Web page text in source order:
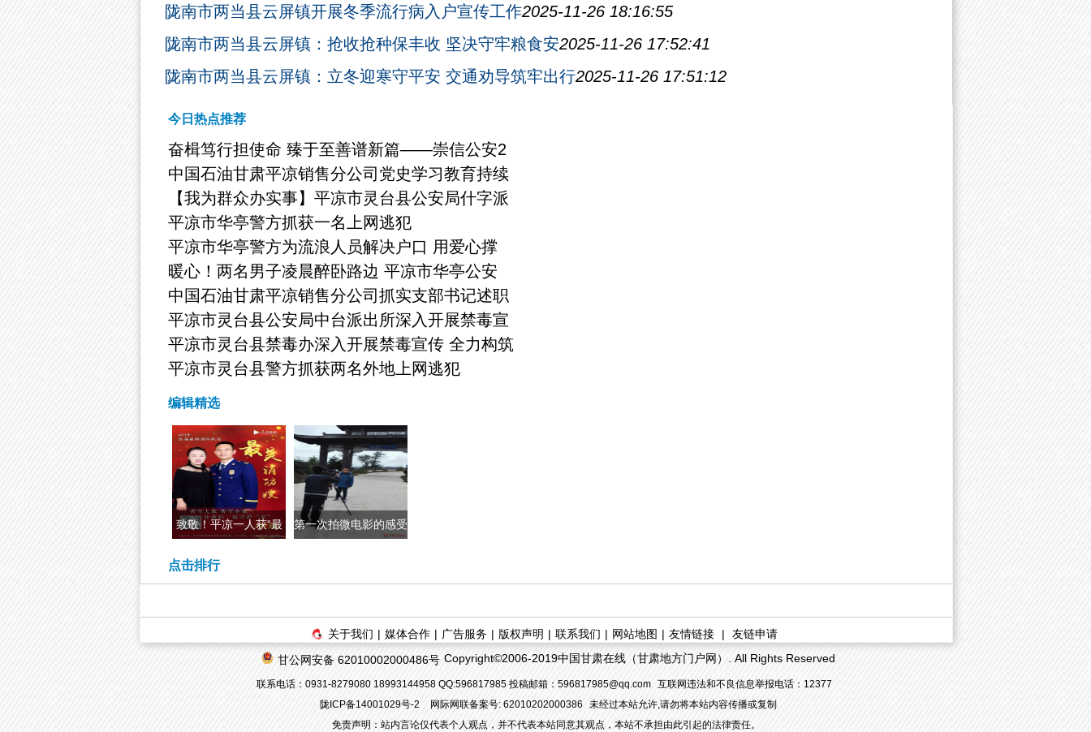
陇南市两当县云屏镇开展冬季流行病入户宣传工作2025-11-26 18:16:55
陇南市两当县云屏镇：抢收抢种保丰收 坚决守牢粮食安2025-11-26 17:52:41
陇南市两当县云屏镇：立冬迎寒守平安 交通劝导筑牢出行2025-11-26 17:51:12
今日热点推荐
奋楫笃行担使命 臻于至善谱新篇——崇信公安2
中国石油甘肃平凉销售分公司党史学习教育持续
【我为群众办实事】平凉市灵台县公安局什字派
平凉市华亭警方抓获一名上网逃犯
平凉市华亭警方为流浪人员解决户口 用爱心撑
暖心！两名男子凌晨醉卧路边 平凉市华亭公安
中国石油甘肃平凉销售分公司抓实支部书记述职
平凉市灵台县公安局中台派出所深入开展禁毒宣
平凉市灵台县禁毒办深入开展禁毒宣传 全力构筑
平凉市灵台县警方抓获两名外地上网逃犯
编辑精选
致敬！平凉一人获“最 第一次拍微电影的感受
点击排行
关于我们 | 媒体合作 | 广告服务 | 版权声明 | 联系我们 | 网站地图 | 友情链接 |
友链申请
甘公网安备 62010002000486号 Copyright©2006-2019中国甘肃在线（甘肃地方门户网）. All Rights Reserved
联系电话：0931-8279080 18993144958 QQ:596817985 投稿邮箱：596817985@qq.com 互联网违法和不良信息举报电话：12377
陇ICP备14001029号-2
网际网联备案号: 62010202000386
未经过本站允许,请勿将本站内容传播或复制
免责声明：站内言论仅代表个人观点，并不代表本站同意其观点，本站不承担由此引起的法律责任。